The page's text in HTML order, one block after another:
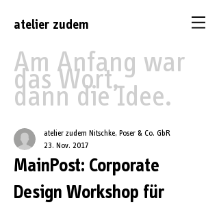
atelier zudem
Am Anfang war
das Wort,
dann die Idee.
MainPost: Corporate
Design Workshop für
atelier zudem Nitschke, Poser & Co. GbR
23. Nov. 2017